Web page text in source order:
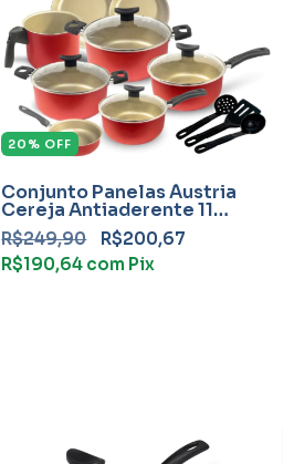
20 % OFF
Conjunto Panelas Áustria
Cereja Antiaderente 11
Peças Teflon Com Frigideira
R$249,90
R$200,67
R$190,64 com Pix